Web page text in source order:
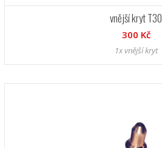
vnější kryt T30
300 Kč
1x vnější kryt